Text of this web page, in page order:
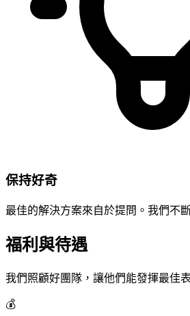
保持好奇
最佳的解決方案來自於提問。我們不
福利與待遇
我們照顧好團隊，讓他們能發揮最佳
💰